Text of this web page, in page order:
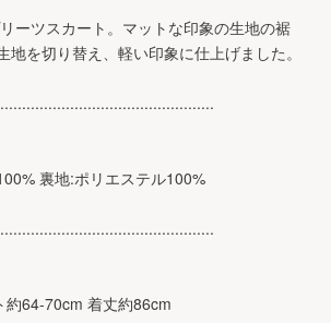
ーツスカート。マットな印象の生地の裾
地を切り替え、軽い印象に仕上げました。
裏地:ポリエステル100%
約64-70cm 着丈約86cm